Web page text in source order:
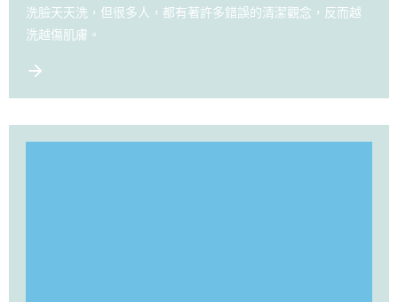
洗臉天天洗，但很多人，都有著許多錯誤的清潔觀念，反而越
洗越傷肌膚。